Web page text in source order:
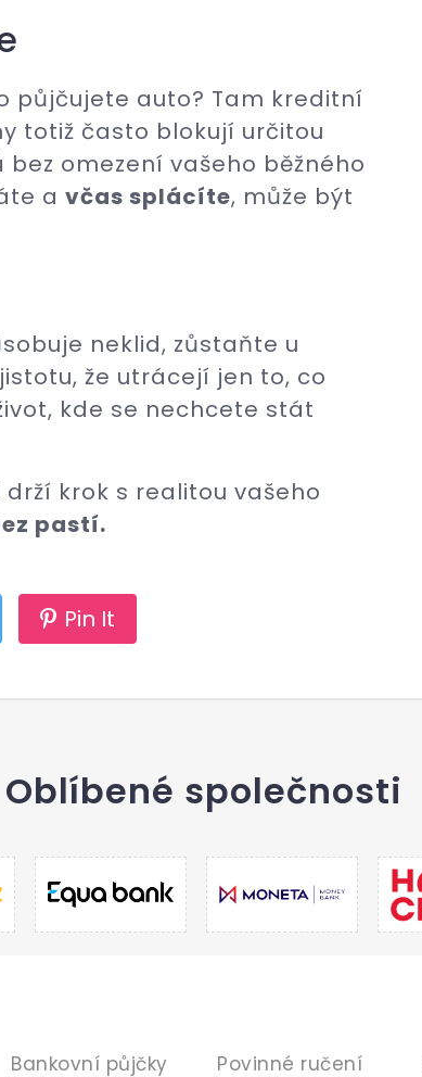
půjčujete auto? Tam kreditní
totiž často blokují určitou
omezení vašeho běžného
a včas splácíte, může být
neklid, zůstaňte u
že utrácejí jen to, co
kde se nechcete stát
krok s realitou vašeho
pastí.
Pin It
Oblíbené společnosti
Bankovní půjčky Povinné ručení